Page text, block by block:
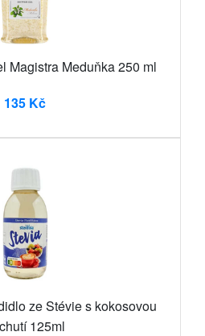
Magistra Meduňka 250 ml
135 Kč
ze Stévie s kokosovou
125ml